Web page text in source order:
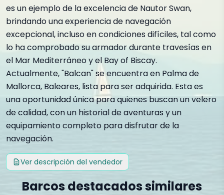
es un ejemplo de la excelencia de Nautor Swan,
brindando una experiencia de navegación
excepcional, incluso en condiciones difíciles, tal como
lo ha comprobado su armador durante travesías en
el Mar Mediterráneo y el Bay of Biscay.
Actualmente, "Balcan" se encuentra en Palma de
Mallorca, Baleares, lista para ser adquirida. Esta es
una oportunidad única para quienes buscan un velero
de calidad, con un historial de aventuras y un
equipamiento completo para disfrutar de la
navegación.
Ver descripción del vendedor
Barcos destacados similares